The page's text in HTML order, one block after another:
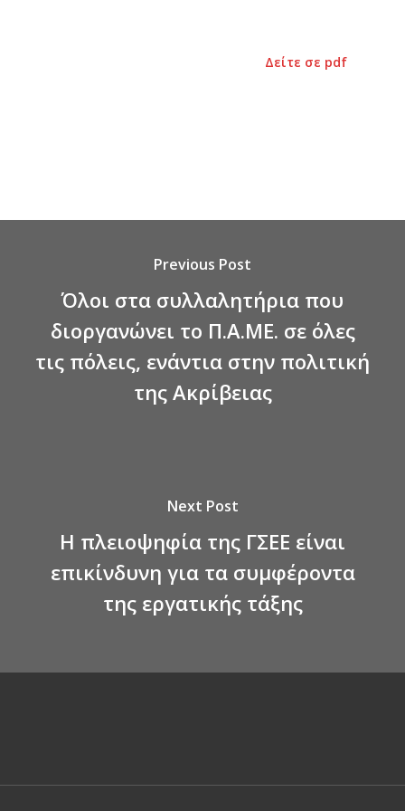
Δείτε σε pdf
Previous Post
Όλοι στα συλλαλητήρια που
διοργανώνει το Π.Α.ΜΕ. σε όλες
τις πόλεις, ενάντια στην πολιτική
της Ακρίβειας
Next Post
Η πλειοψηφία της ΓΣΕΕ είναι
επικίνδυνη για τα συμφέροντα
της εργατικής τάξης